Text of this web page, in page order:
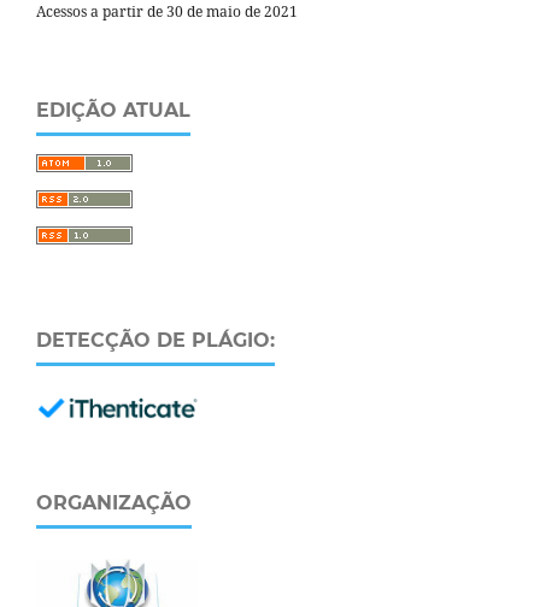
Acessos a partir de 30 de maio de 2021
EDIÇÃO ATUAL
DETECÇÃO DE PLÁGIO:
ORGANIZAÇÃO